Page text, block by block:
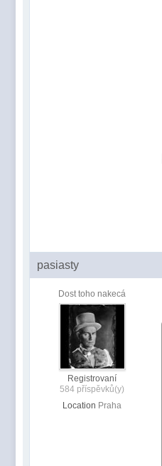
pasiasty
Dost toho nakecá
Registrovaní
584 příspěvků(y)
Location Praha